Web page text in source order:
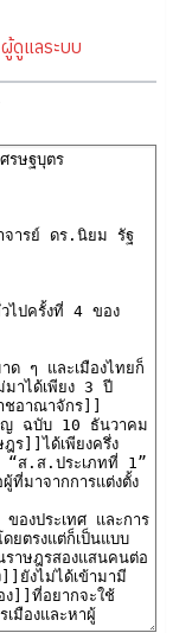
ผู้ดูแลระบบ